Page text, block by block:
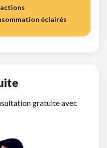
éclairés
gratuite avec